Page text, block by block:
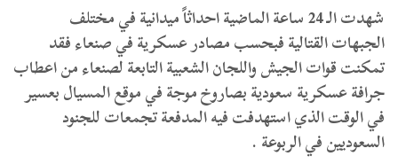
شهدت الـ 24 ساعة الماضية احداثاً ميدانية في مختلف
الجبهات القتالية فبحسب مصادر عسكرية في صنعاء فقد
تمكنت قوات الجيش واللجان الشعبية التابعة لصنعاء من اعطاب
جرافة عسكرية سعودية بصاروخ موجة في موقع المسيال بعسير
في الوقت الذي استهدفت فيه المدفعة تجمعات للجنود
السعوديين في الربوعة .